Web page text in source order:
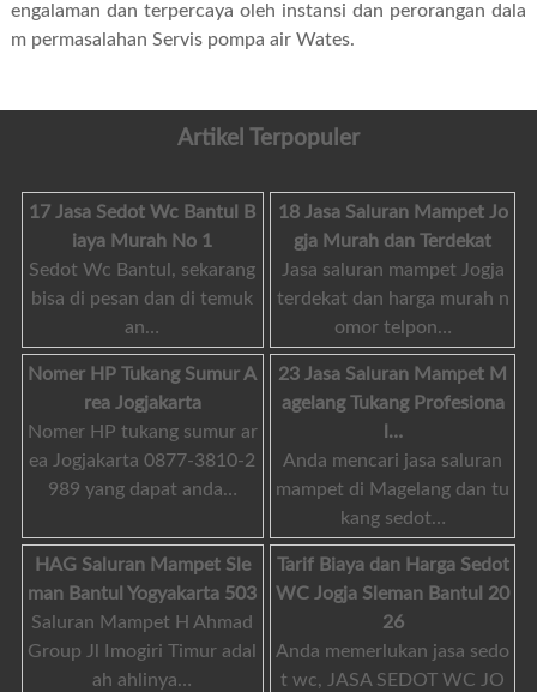
engalaman dan terpercaya oleh instansi dan perorangan dala
m permasalahan Servis pompa air Wates.
Artikel Terpopuler
17 Jasa Sedot Wc Bantul B
iaya Murah No 1
Sedot Wc Bantul, sekarang
bisa di pesan dan di temuk
an…
18 Jasa Saluran Mampet Jo
gja Murah dan Terdekat
Jasa saluran mampet Jogja
terdekat dan harga murah n
omor telpon…
Nomer HP Tukang Sumur A
rea Jogjakarta
Nomer HP tukang sumur ar
ea Jogjakarta 0877-3810-2
989 yang dapat anda…
23 Jasa Saluran Mampet M
agelang Tukang Profesiona
l…
Anda mencari jasa saluran
mampet di Magelang dan tu
kang sedot…
HAG Saluran Mampet Sle
man Bantul Yogyakarta 503
Saluran Mampet H Ahmad
Group Jl Imogiri Timur adal
ah ahlinya…
Tarif Biaya dan Harga Sedot
WC Jogja Sleman Bantul 20
26
Anda memerlukan jasa sedo
t wc, JASA SEDOT WC JO